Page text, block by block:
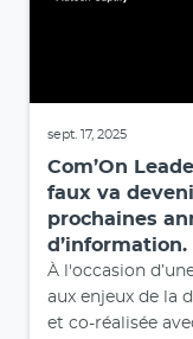
sept. 17, 2025
Com’On
faux va
prochaines
d’information.
À l'occasion
aux enjeux de la
et co-réalisée